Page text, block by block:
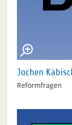
Jochen
Reformfragen